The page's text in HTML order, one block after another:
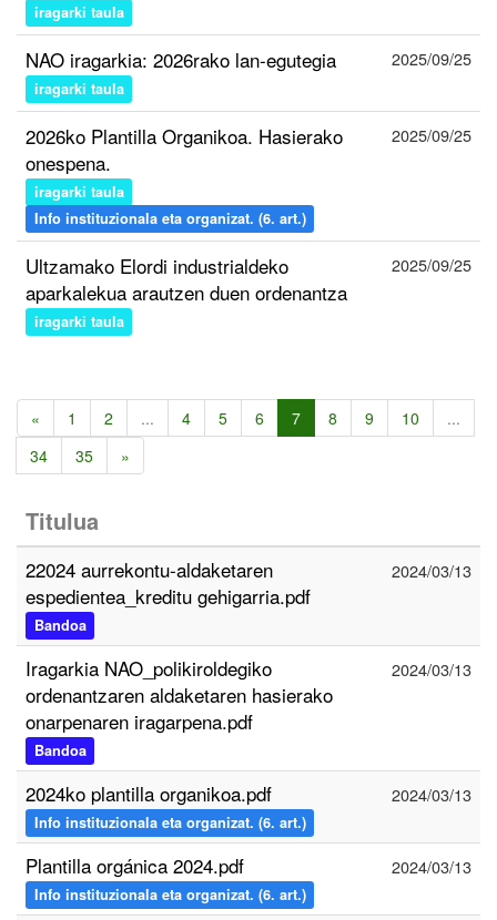
iragarki taula
NAO iragarkia: 2026rako lan-egutegia
iragarki taula
2025/09/25
2026ko Plantilla Organikoa. Hasierako
onespena.
iragarki taula
Info instituzionala eta organizat. (6. art.)
2025/09/25
Ultzamako Elordi industrialdeko
aparkalekua arautzen duen ordenantza
iragarki taula
2025/09/25
« 1 2 ... 4 5 6 7 8 9 10
...
34
35 »
Titulua
22024 aurrekontu-aldaketaren
espedientea_kreditu gehigarria.pdf
Bandoa
2024/03/13
Iragarkia NAO_polikiroldegiko
ordenantzaren aldaketaren hasierako
onarpenaren iragarpena.pdf
Bandoa
2024/03/13
2024ko plantilla organikoa.pdf
Info instituzionala eta organizat. (6. art.)
2024/03/13
Plantilla orgánica 2024.pdf
Info instituzionala eta organizat. (6. art.)
2024/03/13